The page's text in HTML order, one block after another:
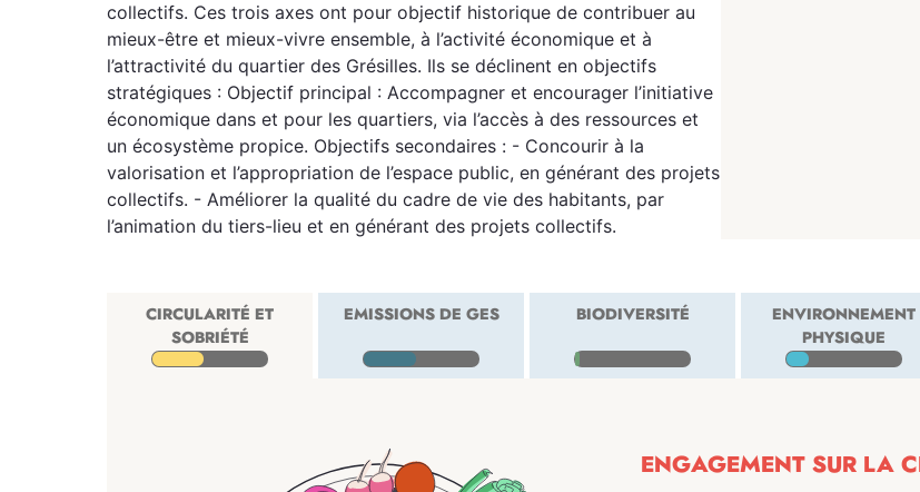
collectifs. Ces trois axes ont pour objectif historique de contribuer au
mieux-être et mieux-vivre ensemble, à l’activité économique et à
l’attractivité du quartier des Grésilles. Ils se déclinent en objectifs
stratégiques : Objectif principal : Accompagner et encourager l’initiative
économique dans et pour les quartiers, via l’accès à des ressources et
un écosystème propice. Objectifs secondaires : - Concourir à la
valorisation et l’appropriation de l’espace public, en générant des projets
collectifs. - Améliorer la qualité du cadre de vie des habitants, par
l’animation du tiers-lieu et en générant des projets collectifs.
CIRCULARITÉ ET
SOBRIÉTÉ
EMISSIONS DE GES BIODIVERSITÉ
ENVIRONNEMENT
PHYSIQUE
ENGAGEMENT SUR LA